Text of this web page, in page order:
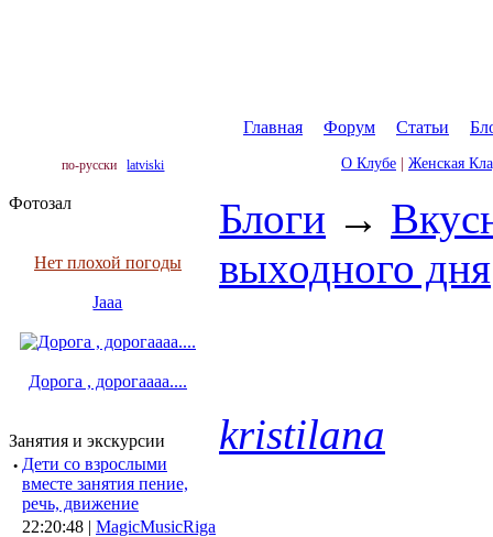
Главная Форум Статьи
по-русски latviski О Клубе Женская
Фотозал
Нет плохой погоды
Jaaa
Дорога , дорогаааа....
Занятия и экскурсии
· Дети со взрослыми
вместе занятия пение,
речь, движение
22:20:48 | MagicMusicRiga
Блоги →
выходного дня
kristilana